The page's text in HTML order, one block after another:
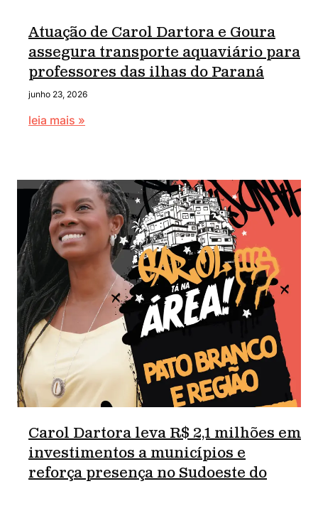
Atuação de Carol Dartora e Goura
assegura transporte aquaviário para
professores das ilhas do Paraná
junho 23, 2026
leia mais »
Carol Dartora leva R$ 2,1 milhões em
investimentos a municípios e
reforça presença no Sudoeste do